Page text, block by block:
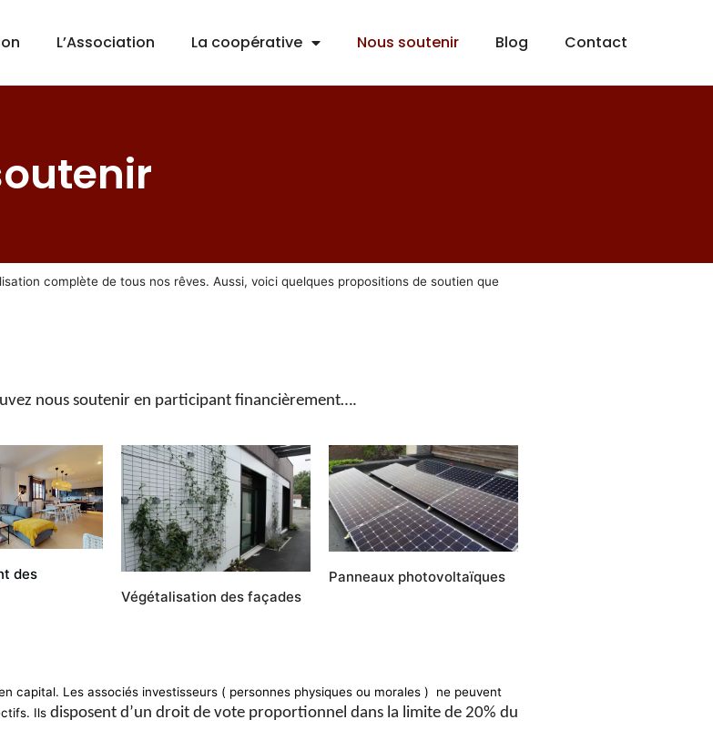
L’Association La coopérative Nous soutenir Blog Contact
complète de tous nos rêves. Aussi, voici quelques propositions de soutien que
nous soutenir en participant financièrement….
des
Végétalisation des façades
Panneaux photovoltaïques
capital. Les associés investisseurs ( personnes physiques ou morales ) ne peuvent
Ils disposent d’un droit de vote proportionnel dans la limite de 20% du